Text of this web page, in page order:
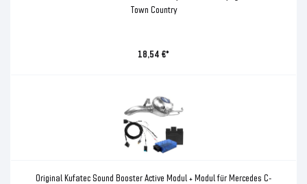
Town Country
18,54 €*
Original Kufatec Sound Booster Active Modul + Modul für Mercedes C-